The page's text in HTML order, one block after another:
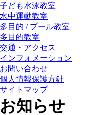
子ども水泳教室
水中運動教室
多目的 / プール教室
多目的教室
交通・アクセス
インフォメーション
お問い合わせ
個人情報保護方針
サイトマップ
お知らせ